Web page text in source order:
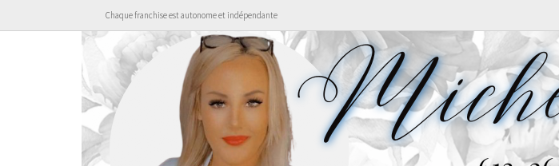
Chaque franchise est autonome et indépendante